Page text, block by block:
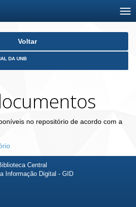
Voltar
DA UNB
no repositório de acordo com a
Central
Informação Digital - GID